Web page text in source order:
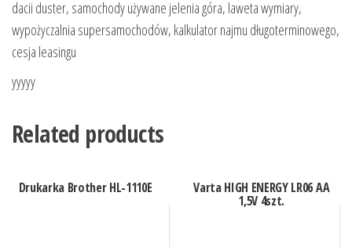
dacii duster, samochody używane jelenia góra, laweta wymiary,
wypożyczalnia supersamochodów, kalkulator najmu długoterminowego,
cesja leasingu
yyyyy
Related products
Drukarka Brother HL-1110E Varta HIGH ENERGY LR06 AA
1,5V 4szt.